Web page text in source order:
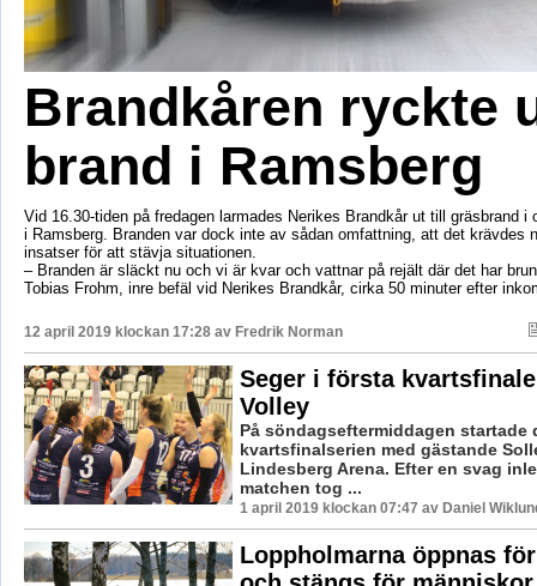
Brandkåren ryckte
brand i Ramsberg
Vid 16.30-tiden på fredagen larmades Nerikes Brandkår ut till gräsbrand i
i Ramsberg. Branden var dock inte av sådan omfattning, att det krävdes
insatser för att stävja situationen.
– Branden är släckt nu och vi är kvar och vattnar på rejält där det har
Tobias Frohm, inre befäl vid Nerikes Brandkår, cirka 50 minuter efter
12 april 2019 klockan 17:28 av Fredrik Norman
Seger i första
Volley
På söndagseftermiddagen startade
kvartsfinalserien med gästande
Lindesberg Arena. Efter en svag
matchen tog ...
1 april 2019 klockan 07:47 av Daniel
Loppholmarna öppnas